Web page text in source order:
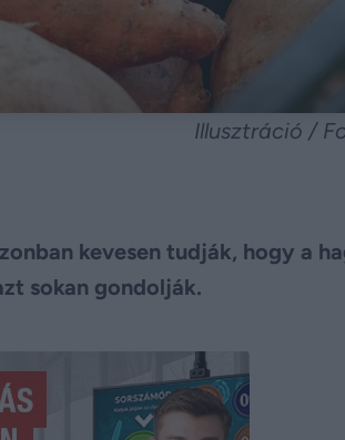
Illusztráció /
kevesen tudják, hogy a
sokan gondolják.